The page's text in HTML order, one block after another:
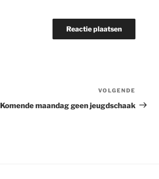
VOLGENDE
Komende maandag geen jeugdschaak